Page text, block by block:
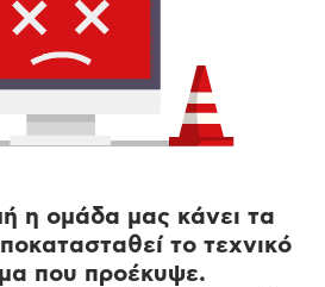
η ομάδα μας κάνει τα
το τεχνικό
που προέκυψε.